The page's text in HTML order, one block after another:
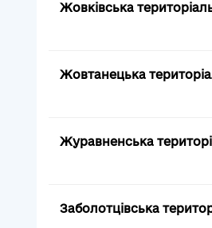
Жовківська
Жовтанецька
Журавненська
Заболотцівська